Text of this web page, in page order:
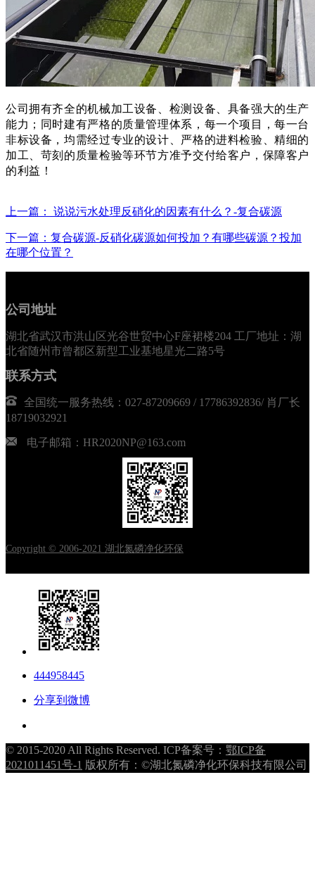
公司拥有齐全的机械加工设备、检测设备、具备强大的生产
能力；同时建有严格的质量管理体系，每一个项目，每一台
非标设备，均需经过专业的设计、严格的进料检验、精细的
加工、苛刻的质量检验等环节方准予交付给客户，保障客户
的利益！
上一篇： 说说污水处理反硝化的因素有什么？-复合碳源
下一篇：复合碳源-反硝化碳源如何投加？有哪些碳源？投加
在哪个位置？
公司地址
湖北省武汉市洪山区光谷世贸中心F座裙楼204 工厂地址：湖
北省随州市曾都区新型工业基地星光二路5号
联系方式
全国统一服务热线：027-87209669 / 17786392836/ 肖厂长
18719032921
电子邮箱：HR2020NP@163.com
Copyright © 2006-2021 湖北氮磷净化环保
444958445
分享到微博
© 2015-2020 All Rights Reserved. ICP备案号： 鄂ICP备
2021011451号-1 版权所有：©湖北氮磷净化环保科技有限公司